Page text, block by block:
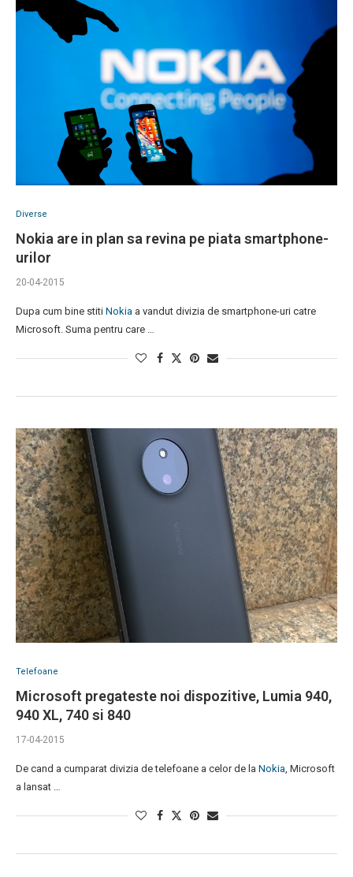
Diverse
Nokia are in plan sa revina pe piata smartphone-
urilor
20-04-2015
Dupa cum bine stiti Nokia a vandut divizia de smartphone-uri catre
Microsoft. Suma pentru care …
Telefoane
Microsoft pregateste noi dispozitive, Lumia 940,
940 XL, 740 si 840
17-04-2015
De cand a cumparat divizia de telefoane a celor de la Nokia, Microsoft
a lansat …